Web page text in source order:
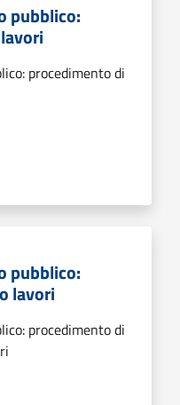
pubblico:
procedimento di
pubblico:
lavori
procedimento di